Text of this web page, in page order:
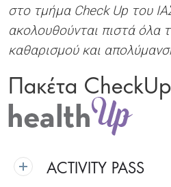
στο τμήμα Check Up του
ακολουθούνται πιστά όλα
καθαρισμού και
Πακέτα CheckUp
ACTIVITY PASS